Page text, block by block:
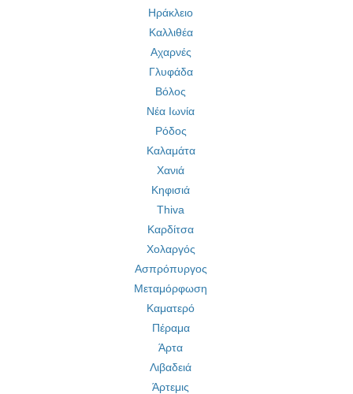
Ηράκλειο
Καλλιθέα
Αχαρνές
Γλυφάδα
Βόλος
Νέα Ιωνία
Ρόδος
Καλαμάτα
Χανιά
Κηφισιά
Thiva
Καρδίτσα
Χολαργός
Ασπρόπυργος
Μεταμόρφωση
Καματερό
Πέραμα
Άρτα
Λιβαδειά
Άρτεμις